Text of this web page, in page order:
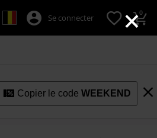
×
Se connecter 0
Copier le codeWEEKEND